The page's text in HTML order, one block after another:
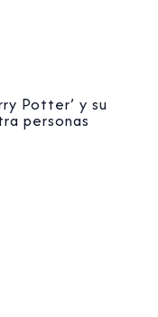
Potter’ y su
personas